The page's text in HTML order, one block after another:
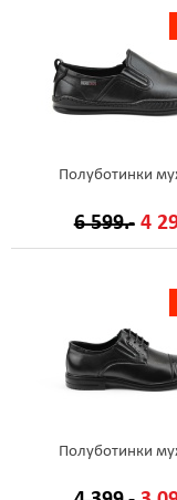
Полуботинки
6 599.- 4
Полуботинки